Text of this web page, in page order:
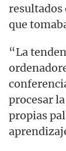
resultados
que
“La
procesar
propias